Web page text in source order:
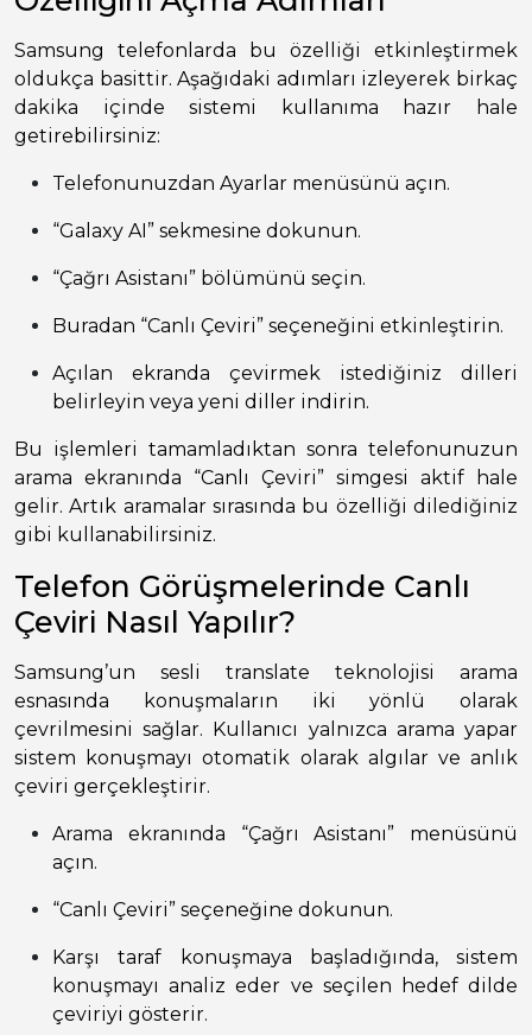
Samsung telefonlarda bu özelliği etkinleştirmek
oldukça basittir. Aşağıdaki adımları izleyerek birkaç
dakika içinde sistemi kullanıma hazır hale
getirebilirsiniz:
Telefonunuzdan Ayarlar menüsünü açın.
“Galaxy AI” sekmesine dokunun.
“Çağrı Asistanı” bölümünü seçin.
Buradan “Canlı Çeviri” seçeneğini etkinleştirin.
Açılan ekranda çevirmek istediğiniz dilleri
belirleyin veya yeni diller indirin.
Bu işlemleri tamamladıktan sonra telefonunuzun
arama ekranında “Canlı Çeviri” simgesi aktif hale
gelir. Artık aramalar sırasında bu özelliği dilediğiniz
gibi kullanabilirsiniz.
Telefon Görüşmelerinde Canlı
Çeviri Nasıl Yapılır?
Samsung’un sesli translate teknolojisi arama
esnasında konuşmaların iki yönlü olarak
çevrilmesini sağlar. Kullanıcı yalnızca arama yapar
sistem konuşmayı otomatik olarak algılar ve anlık
çeviri gerçekleştirir.
Arama ekranında “Çağrı Asistanı” menüsünü
açın.
“Canlı Çeviri” seçeneğine dokunun.
Karşı taraf konuşmaya başladığında, sistem
konuşmayı analiz eder ve seçilen hedef dilde
çeviriyi gösterir.